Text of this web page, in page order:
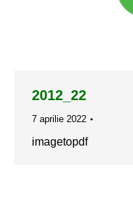
2012_22
7 aprilie 2022
imagetopdf